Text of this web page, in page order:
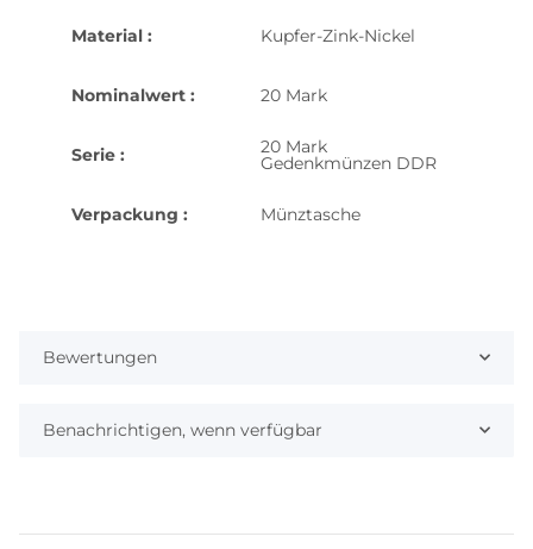
Material : Kupfer-Zink-Nickel
Nominalwert : 20 Mark
Serie : 20 Mark
Gedenkmünzen DDR
Verpackung : Münztasche
Bewertungen
Benachrichtigen, wenn verfügbar